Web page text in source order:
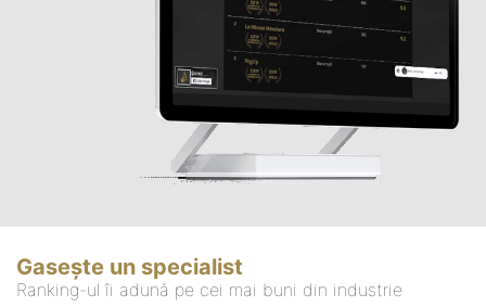
Gasește un specialist
Ranking-ul îi adună pe cei mai buni din industrie